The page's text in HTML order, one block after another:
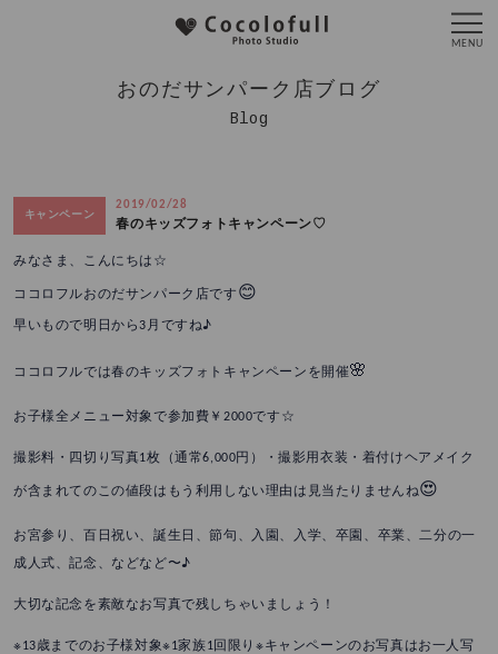
おのだサンパーク店ブログ
Blog
キャンペーン
2019/02/28
春のキッズフォトキャンペーン♡
みなさま、こんにちは☆
ココロフルおのだサンパーク店です 😊
早いもので明日から3月ですね♪
ココロフルでは春のキッズフォトキャンペーンを開催🌸
お子様全メニュー対象で参加費￥2000です☆
撮影料・四切り写真1枚（通常6,000円）・撮影用衣装・着付けヘアメイク
が含まれてのこの値段はもう利用しない理由は見当たりませんね😍
お宮参り、百日祝い、誕生日、節句、入園、入学、卒園、卒業、二分の一
成人式、記念、などなど〜♪
大切な記念を素敵なお写真で残しちゃいましょう！
※13歳までのお子様対象※1家族1回限り※キャンペーンのお写真はお一人写